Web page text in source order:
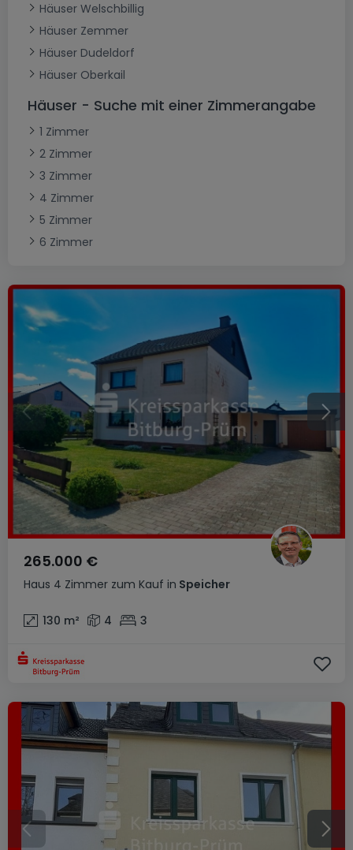
Häuser Welschbillig
Häuser Zemmer
Häuser Dudeldorf
Häuser Oberkail
Häuser - Suche mit einer Zimmerangabe
1 Zimmer
2 Zimmer
3 Zimmer
4 Zimmer
5 Zimmer
6 Zimmer
Haus 4 Zimmer zum Kauf in Speicher
265.000 €
130 m² 4 3